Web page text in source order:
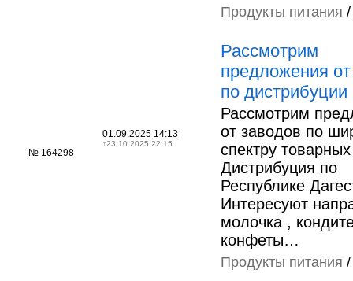
Продукты питания
№ 164298
01.09.2025 14:13
↑23.10.2025 22:15
Рассмотрим
предложения
по дистрибуции
Рассмотрим
от заводов по
спектру
Дистрибуция по
Республике
Интересуют
молочка ,
конфеты…
Продукты питания